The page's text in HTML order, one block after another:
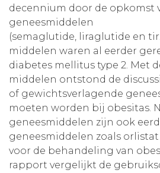
decennium door de opkomst
geneesmiddelen
(semaglutide, liraglutide en
middelen waren al eerder
diabetes mellitus type 2. Met
middelen ontstond de
of gewichtsverlagende
moeten worden bij obesitas.
geneesmiddelen zijn ook
geneesmiddelen zoals
voor de behandeling van
rapport vergelijkt de